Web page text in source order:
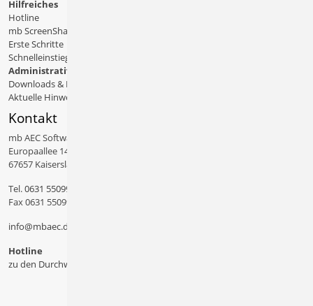
Hilfreiches
Hotline
mb ScreenShare
Erste Schritte
Schnelleinstiege & Doku
Administratives
Downloads & Patches
Aktuelle Hinweise
Kontakt
mb AEC Software GmbH
Europaallee 14
67657 Kaiserslautern
Tel.0631 550999 11
Fax 0631 550999 20
info@mbaec.de
Hotline
zu den Durchwahlen